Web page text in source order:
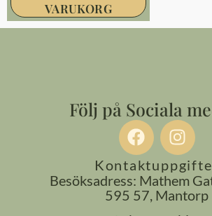
VARUKORG
Besöksadress: Mathem
595 57, Mantorp
Följ på Sociala